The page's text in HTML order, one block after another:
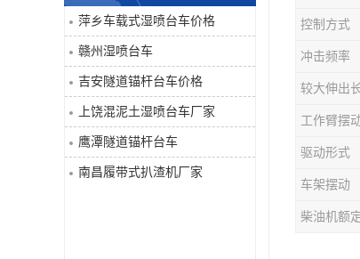
单臂凿岩台车系列
大坡度用履带扒渣机≤32度
隧道锚杆台车
混泥土湿喷台车
萍乡车载式湿喷台车价格
赣州湿喷台车
吉安隧道锚杆台车价格
上饶混泥土湿喷台车厂家
鹰潭隧道锚杆台车
南昌履带式扒渣机厂家
控制方式
冲击频率
较大伸出
工作臂摆
驱动形式
车架摆动
柴油机额